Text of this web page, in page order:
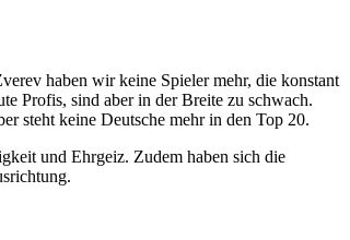
haben wir keine Spieler mehr, die konstant
Profis, sind aber in der Breite zu schwach.
steht keine Deutsche mehr in den Top 20.
und Ehrgeiz. Zudem haben sich die